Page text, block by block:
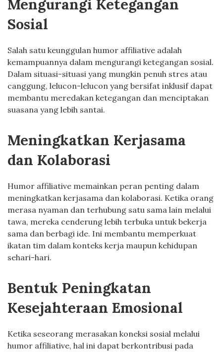
Mengurangi Ketegangan
Sosial
Salah satu keunggulan humor affiliative adalah
kemampuannya dalam mengurangi ketegangan sosial.
Dalam situasi-situasi yang mungkin penuh stres atau
canggung, lelucon-lelucon yang bersifat inklusif dapat
membantu meredakan ketegangan dan menciptakan
suasana yang lebih santai.
Meningkatkan Kerjasama
dan Kolaborasi
Humor affiliative memainkan peran penting dalam
meningkatkan kerjasama dan kolaborasi. Ketika orang
merasa nyaman dan terhubung satu sama lain melalui
tawa, mereka cenderung lebih terbuka untuk bekerja
sama dan berbagi ide. Ini membantu memperkuat
ikatan tim dalam konteks kerja maupun kehidupan
sehari-hari.
Bentuk Peningkatan
Kesejahteraan Emosional
Ketika seseorang merasakan koneksi sosial melalui
humor affiliative, hal ini dapat berkontribusi pada